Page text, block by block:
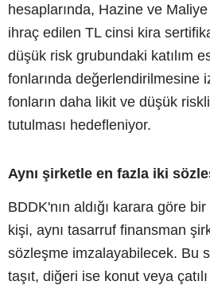
hesaplarında, Hazine ve Maliye
ihraç edilen TL cinsi kira
düşük risk grubundaki katılım
fonlarında değerlendirilmesine
fonların daha likit ve düşük riskli
tutulması hedefleniyor.
Aynı şirketle en fazla iki
BDDK'nın aldığı karara göre
kişi, aynı tasarruf finansman
sözleşme imzalayabilecek. Bu
taşıt, diğeri ise konut veya